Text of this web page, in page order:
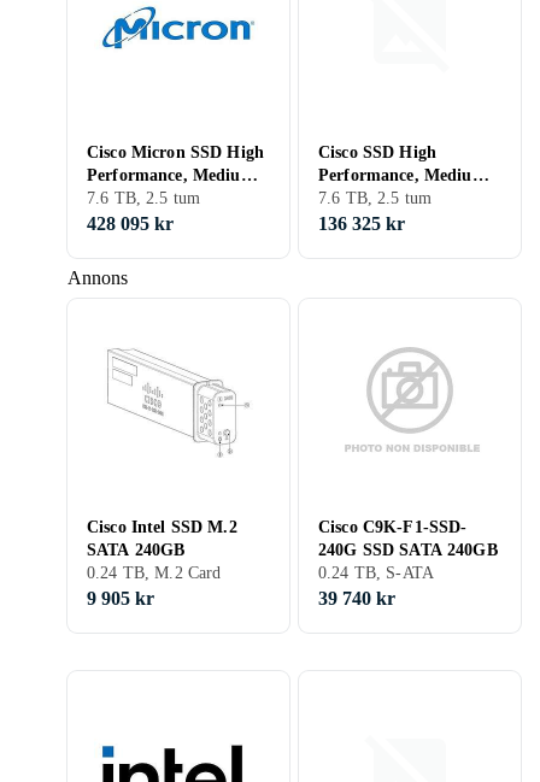
Annons
Cisco Micron SSD High
Performance, Medium
Endurance 7,6 TB
7.6 TB, 2.5 tum
428 095 kr
Cisco SSD High
Performance, Medium
Endurance 7,6 TB
7.6 TB, 2.5 tum
136 325 kr
Cisco Intel SSD M.2
SATA 240GB
0.24 TB, M.2 Card
9 905 kr
Cisco C9K-F1-SSD-
240G SSD SATA 240GB
0.24 TB, S-ATA
39 740 kr